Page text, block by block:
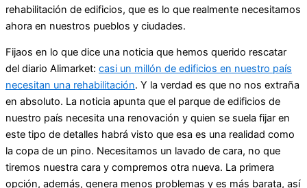
rehabilitación de edificios, que es lo que realmente necesitamos
ahora en nuestros pueblos y ciudades.
Fijaos en lo que dice una noticia que hemos querido rescatar
del diario Alimarket: casi un millón de edificios en nuestro país
necesitan una rehabilitación. Y la verdad es que no nos extraña
en absoluto. La noticia apunta que el parque de edificios de
nuestro país necesita una renovación y quien se suela fijar en
este tipo de detalles habrá visto que esa es una realidad como
la copa de un pino. Necesitamos un lavado de cara, no que
tiremos nuestra cara y compremos otra nueva. La primera
opción, además, genera menos problemas y es más barata, así